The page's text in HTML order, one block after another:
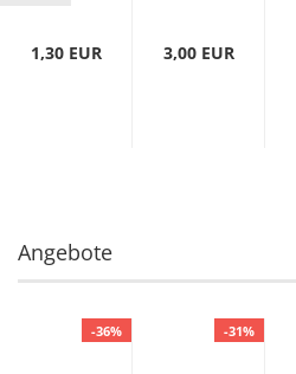
1,30 EUR 3,00 EUR
Angebote
-36% -31%